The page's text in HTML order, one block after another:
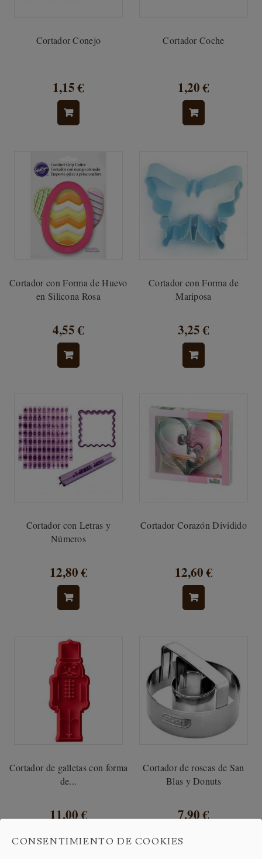
Cortador Conejo
1,15 €
Cortador Coche
1,20 €
Cortador con Forma de Huevo
en Silicona Rosa
4,55 €
Cortador con Forma de
Mariposa
3,25 €
Cortador con Letras y
Números
12,80 €
Cortador Corazón Dividido
12,60 €
Cortador de galletas con forma
de...
11,00 €
Cortador de roscas de San
Blas y Donuts
7,90 €
CONSENTIMIENTO DE COOKIES